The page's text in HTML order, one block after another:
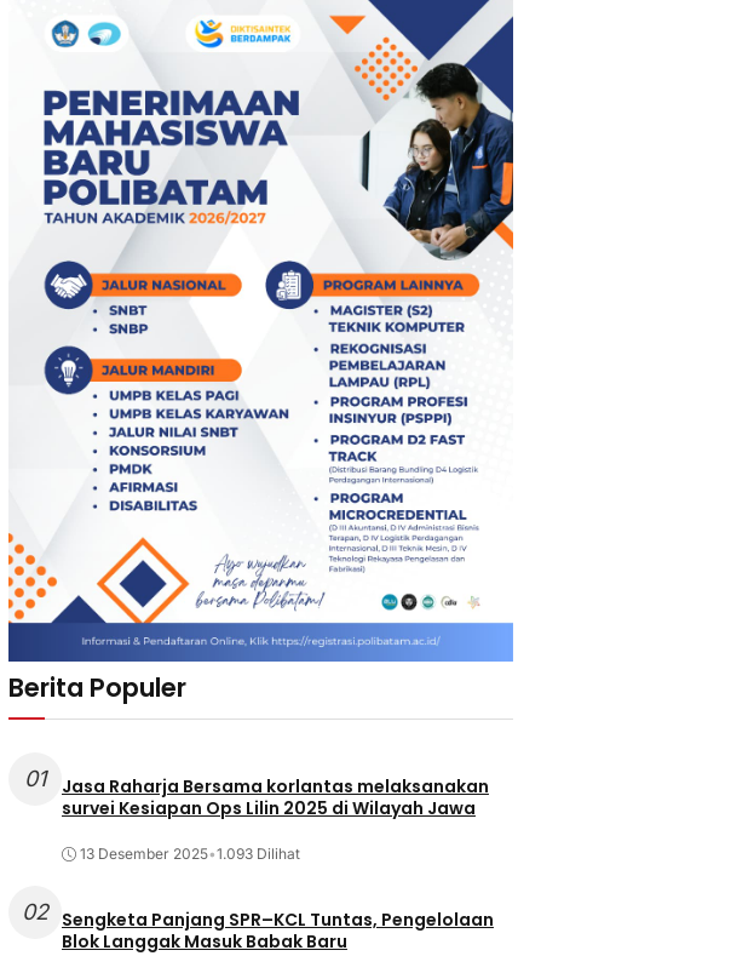
Berita Populer
01
Jasa Raharja Bersama korlantas melaksanakan
survei Kesiapan Ops Lilin 2025 di Wilayah Jawa
13 Desember 2025•1.093 Dilihat
02
Sengketa Panjang SPR–KCL Tuntas, Pengelolaan
Blok Langgak Masuk Babak Baru